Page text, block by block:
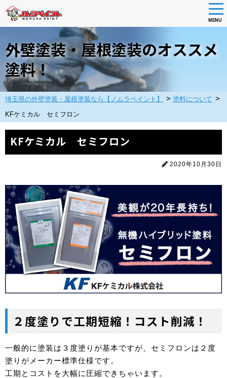
main
content
MENU
外壁塗装・屋根塗装のオススメ
塗料！
埼玉県の外壁塗装・屋根塗装なら【ノムラペイント】 > 塗料について >
KFケミカル セミフロン
KFケミカル セミフロン
2020年10月30日
２度塗りで工期短縮！コスト削減！
一般的に塗装は３度塗りが基本ですが、セミフロンは２度
塗りがメーカー標準仕様です。
工期とコストを大幅に圧縮できちゃいます。